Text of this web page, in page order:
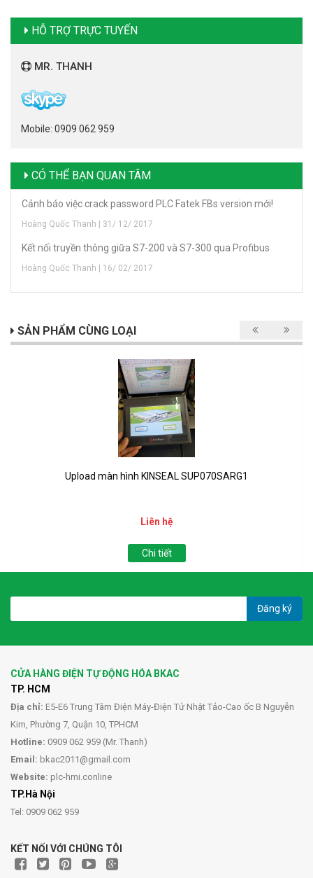
HỖ TRỢ TRỰC TUYẾN
MR. THANH
Mobile: 0909 062 959
CÓ THỂ BẠN QUAN TÂM
Cảnh báo việc crack password PLC Fatek FBs version mới!
Hoàng Quốc Thanh | 31/ 12/ 2017
Kết nối truyền thông giữa S7-200 và S7-300 qua Profibus
Hoàng Quốc Thanh | 16/ 02/ 2017
SẢN PHẨM CÙNG LOẠI
Upload màn hình KINSEAL SUP070SARG1
Liên hệ
Chi tiết
Đăng ký
CỬA HÀNG ĐIỆN TỰ ĐỘNG HÓA BKAC
TP. HCM
Địa chỉ: E5-E6 Trung Tâm Điện Máy-Điện Tử Nhật Tảo-Cao ốc B Nguyễn
Kim, Phường 7, Quận 10, TPHCM
Hotline: 0909 062 959 (Mr. Thanh)
Email: bkac2011@gmail.com
Website: plc-hmi.conline
TP.Hà Nội
Tel: 0909 062 959
KẾT NỐI VỚI CHÚNG TÔI